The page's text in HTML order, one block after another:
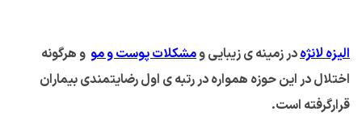
الیزه لانژهدر زمینه ی زیبایی ومشکلات پوست و مو و هرگونه
اختلال در این حوزه همواره در رتبه ی اول رضایتمندی بیماران
قرارگرفته است.